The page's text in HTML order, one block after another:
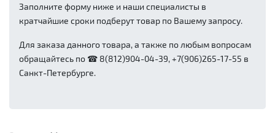
Заполните форму ниже и наши специалисты в
кратчайшие сроки подберут товар по Вашему запросу.
Для заказа данного товара, а также по любым вопросам
обращайтесь по ☎ 8(812)904-04-39, +7(906)265-17-55 в
Санкт-Петербурге.